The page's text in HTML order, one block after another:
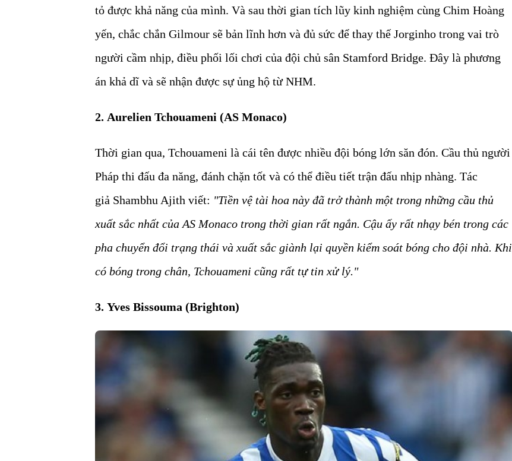
tỏ được khả năng của mình. Và sau thời gian tích lũy kinh nghiệm cùng Chim Hoàng
yến, chắc chắn Gilmour sẽ bản lĩnh hơn và đủ sức để thay thế Jorginho trong vai trò
người cầm nhịp, điều phối lối chơi của đội chủ sân Stamford Bridge. Đây là phương
án khả dĩ và sẽ nhận được sự ủng hộ từ NHM.
2. Aurelien Tchouameni (AS Monaco)
Thời gian qua, Tchouameni là cái tên được nhiều đội bóng lớn săn đón. Cầu thủ người
Pháp thi đấu đa năng, đánh chặn tốt và có thể điều tiết trận đấu nhịp nhàng. Tác
giả Shambhu Ajith viết: "Tiền vệ tài hoa này đã trở thành một trong những cầu thủ
xuất sắc nhất của AS Monaco trong thời gian rất ngắn. Cậu ấy rất nhạy bén trong các
pha chuyển đổi trạng thái và xuất sắc giành lại quyền kiểm soát bóng cho đội nhà. Khi
có bóng trong chân, Tchouameni cũng rất tự tin xử lý."
3. Yves Bissouma (Brighton)